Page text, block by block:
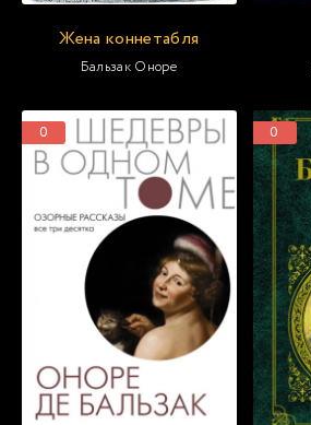
Жена коннетабля
Бальзак Оноре
0 0